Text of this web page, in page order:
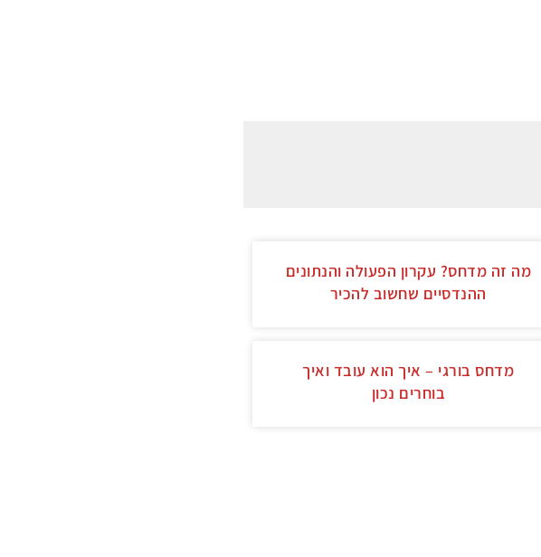
מה זה מדחס? עקרון הפעולה והנתונים
ההנדסיים שחשוב להכיר
מדחס בורגי – איך הוא עובד ואיך
בוחרים נכון